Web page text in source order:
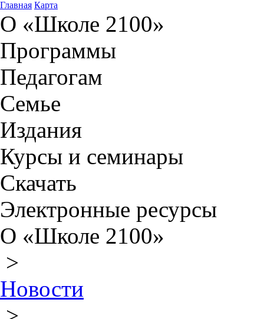
Главная Карта
О «Школе 2100»
Программы
Педагогам
Семье
Издания
Курсы и семинары
Скачать
Электронные ресурсы
О «Школе 2100»
>
Новости